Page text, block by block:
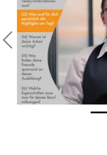
Previous